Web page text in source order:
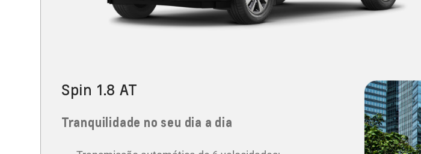
Spin 1.8 AT
Tranquilidade no seu dia a dia